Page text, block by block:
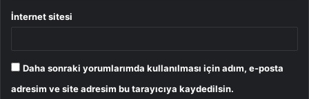
İnternet sitesi
Daha sonraki yorumlarımda kullanılması için adım, e-posta
adresim ve site adresim bu tarayıcıya kaydedilsin.